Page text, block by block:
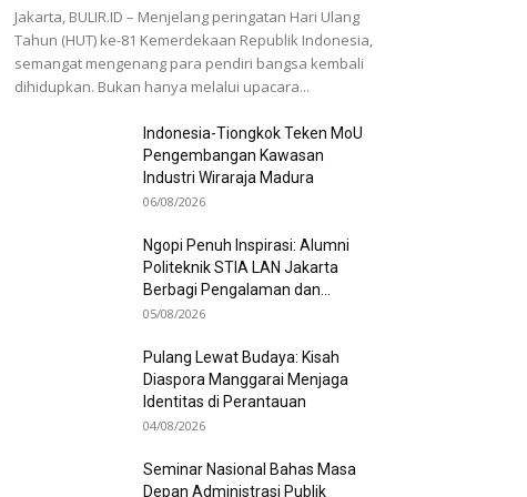
Jakarta, BULIR.ID – Menjelang peringatan Hari Ulang
Tahun (HUT) ke-81 Kemerdekaan Republik Indonesia,
semangat mengenang para pendiri bangsa kembali
dihidupkan. Bukan hanya melalui upacara...
Indonesia-Tiongkok Teken MoU
Pengembangan Kawasan
Industri Wiraraja Madura
06/08/2026
Ngopi Penuh Inspirasi: Alumni
Politeknik STIA LAN Jakarta
Berbagi Pengalaman dan...
05/08/2026
Pulang Lewat Budaya: Kisah
Diaspora Manggarai Menjaga
Identitas di Perantauan
04/08/2026
Seminar Nasional Bahas Masa
Depan Administrasi Publik